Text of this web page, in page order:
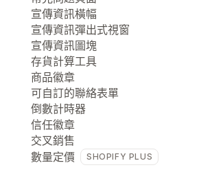
宣傳資訊橫幅
宣傳資訊彈出式視窗
宣傳資訊圖塊
存貨計算工具
商品徽章
可自訂的聯絡表單
倒數計時器
信任徽章
交叉銷售
數量定價
SHOPIFY PLUS